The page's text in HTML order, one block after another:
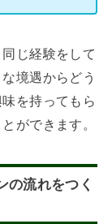
じ経験をして
境遇からどう
を持ってもら
ができます。
流れをつく